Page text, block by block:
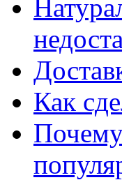
Как